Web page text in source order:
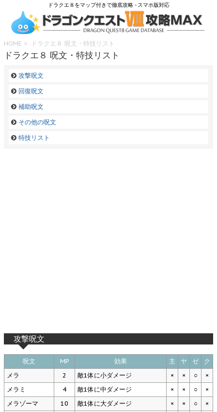
ドラクエ８をマップ付きで徹底攻略 - スマホ版対応
HOME > ドラクエ８ 呪文・特技リスト
ドラクエ８ 呪文・特技リスト
攻撃呪文
回復呪文
補助呪文
その他の呪文
特技リスト
攻撃呪文
呪文 MP 効果 主 ヤ ゼ
ク
メラ
2 敵1体に小ダメージ × × ○
×
メラミ
4 敵1体に中ダメージ × × ○
×
メラゾーマ
10 敵1体に大ダメージ × × ○
×